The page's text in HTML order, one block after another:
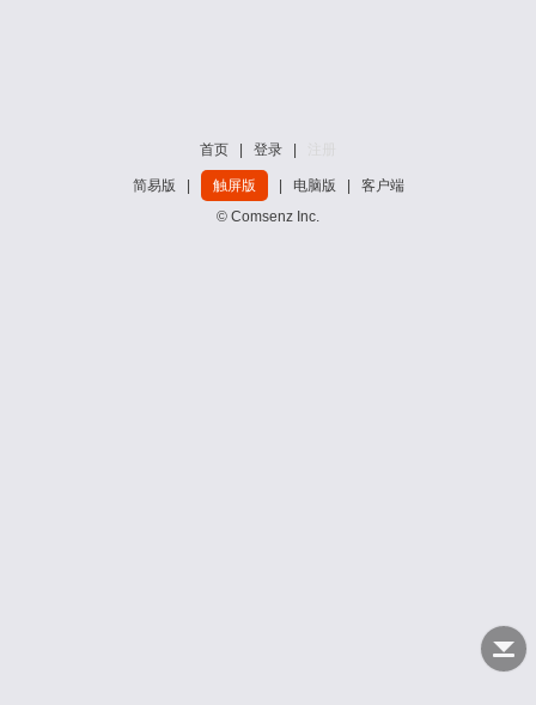
首页 登录
简易版 触屏版 电脑版
客户端
© Comsenz Inc.